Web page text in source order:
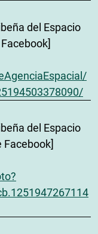
del Espacio
del Espacio
Facebook]